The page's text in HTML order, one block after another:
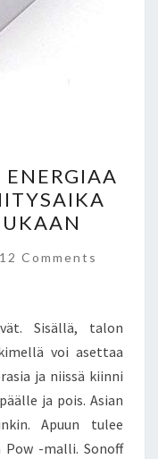
Comments
12 Comments
Sisällä, talon
voi asettaa
ja niissä kiinni
ja pois. Asian
Apuun tulee
Pow -malli. Sonoff